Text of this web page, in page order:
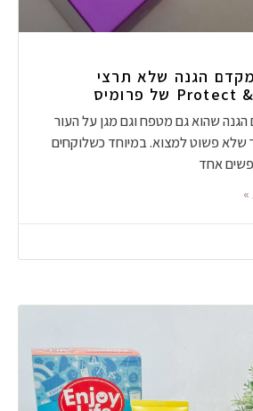
הגנה שלא תרצי
שהוא גם מטפח וגם מגן על העור
שלא פשוט למצוא. במיוחד כשלוקחים
אחד
»